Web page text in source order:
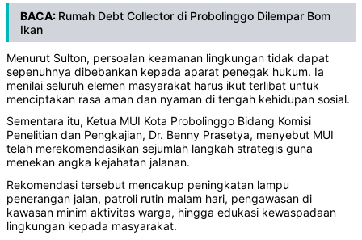
BACA: Rumah Debt Collector di Probolinggo Dilempar Bom
Ikan
Menurut Sulton, persoalan keamanan lingkungan tidak dapat
sepenuhnya dibebankan kepada aparat penegak hukum. Ia
menilai seluruh elemen masyarakat harus ikut terlibat untuk
menciptakan rasa aman dan nyaman di tengah kehidupan sosial.
Sementara itu, Ketua MUI Kota Probolinggo Bidang Komisi
Penelitian dan Pengkajian, Dr. Benny Prasetya, menyebut MUI
telah merekomendasikan sejumlah langkah strategis guna
menekan angka kejahatan jalanan.
Rekomendasi tersebut mencakup peningkatan lampu
penerangan jalan, patroli rutin malam hari, pengawasan di
kawasan minim aktivitas warga, hingga edukasi kewaspadaan
lingkungan kepada masyarakat.